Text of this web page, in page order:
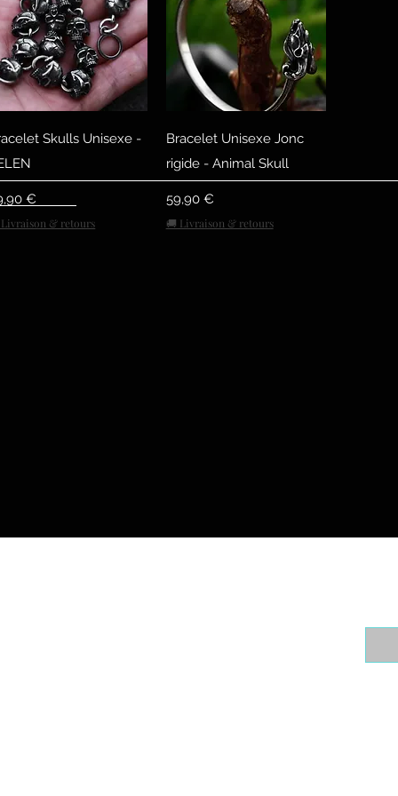
просмотр
Skulls Unisexe -
€
Livraison & retours
Быстрый просмотр
Bracelet Unisexe Jonc
rigide - Animal Skull
Цена
59,90 €
🚚 Livraison & retours